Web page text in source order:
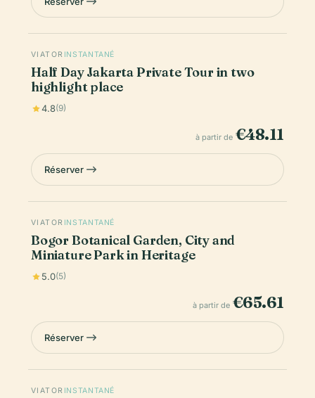
VIATOR INSTANTANÉ
Half Day Jakarta Private Tour in two
highlight place
4.8(9)
à partir de €48.11
Réserver
VIATOR INSTANTANÉ
Bogor Botanical Garden, City and
Miniature Park in Heritage
5.0(5)
à partir de €65.61
Réserver
VIATOR INSTANTANÉ